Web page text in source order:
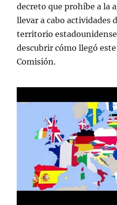
decreto que prohíbe a la
llevar a cabo actividades
territorio
descubrir cómo llegó
Comisión.